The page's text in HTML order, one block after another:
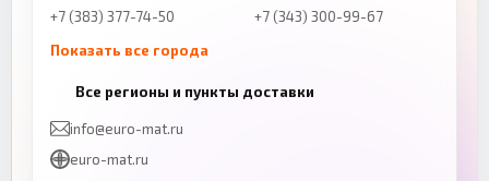
+7 (383) 377-74-50
+7 (343) 300-99-67
Показать все города
+7 (843) 206-01-30
Челябинск
+7 (343) 300-99-67
Все регионы и пункты доставки
info@euro-mat.ru
euro-mat.ru